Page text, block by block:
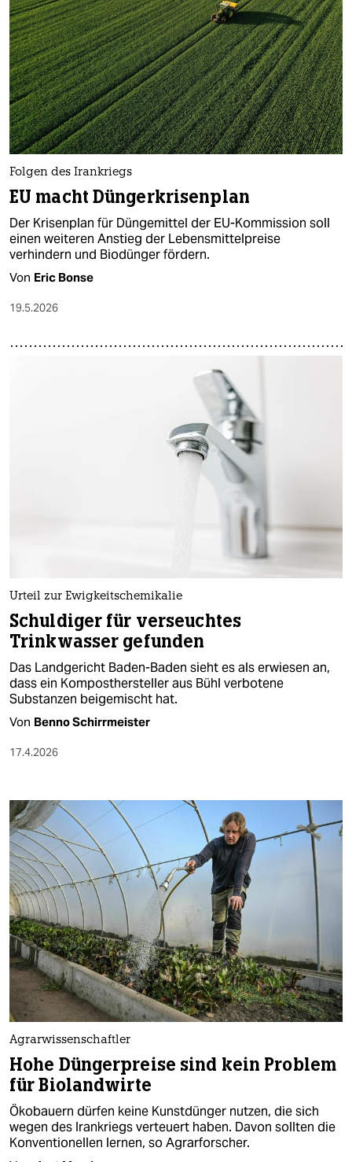
Folgen des Irankriegs
EU macht Düngerkrisenplan
Der Krisenplan für Düngemittel der EU-Kommission soll
einen weiteren Anstieg der Lebensmittelpreise
verhindern und Biodünger fördern.
Von Eric Bonse
19.5.2026
Urteil zur Ewigkeitschemikalie
Schuldiger für verseuchtes
Trinkwasser gefunden
Das Landgericht Baden-Baden sieht es als erwiesen an,
dass ein Komposthersteller aus Bühl verbotene
Substanzen beigemischt hat.
Von Benno Schirrmeister
17.4.2026
Agrarwissenschaftler
Hohe Düngerpreise sind kein Problem
für Biolandwirte
Ökobauern dürfen keine Kunstdünger nutzen, die sich
wegen des Irankriegs verteuert haben. Davon sollten die
Konventionellen lernen, so Agrarforscher.